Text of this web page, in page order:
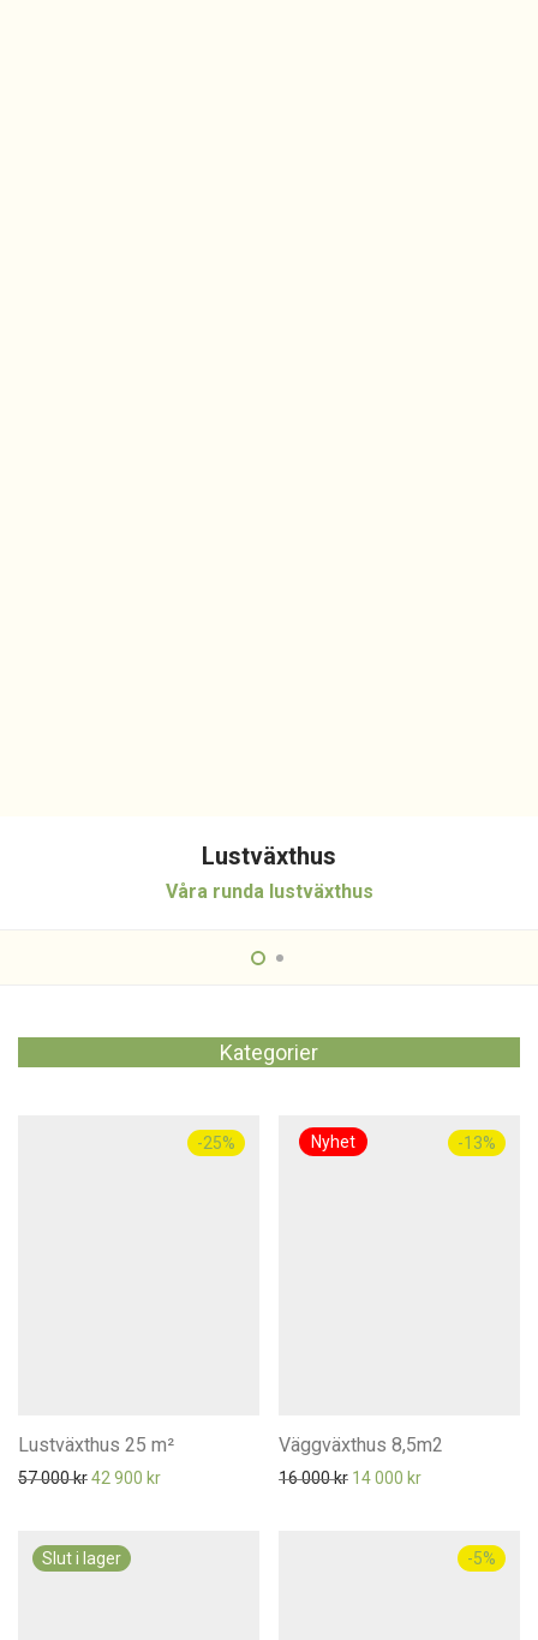
Lustväxthus
Våra runda lustväxthus
Kategorier
-25%
Lustväxthus 25 m²
57 000krDet ursprungliga priset var: 57 000 kr.
42 900 krDet nuvarande priset är: 42 900 kr.
-13%
Väggväxthus 8,5m2
16 000kr Det ursprungliga priset
14 000 krDet nuvarande
-5%